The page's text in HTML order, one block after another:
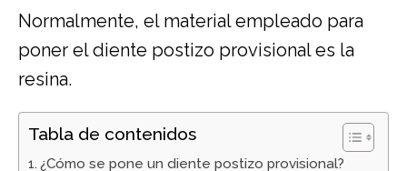
Normalmente, el material empleado para
poner el diente postizo provisional es la
resina.
Tabla de contenidos
¿Cómo se pone un diente postizo provisional?